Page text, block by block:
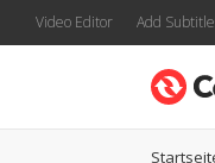
Video Editor Add